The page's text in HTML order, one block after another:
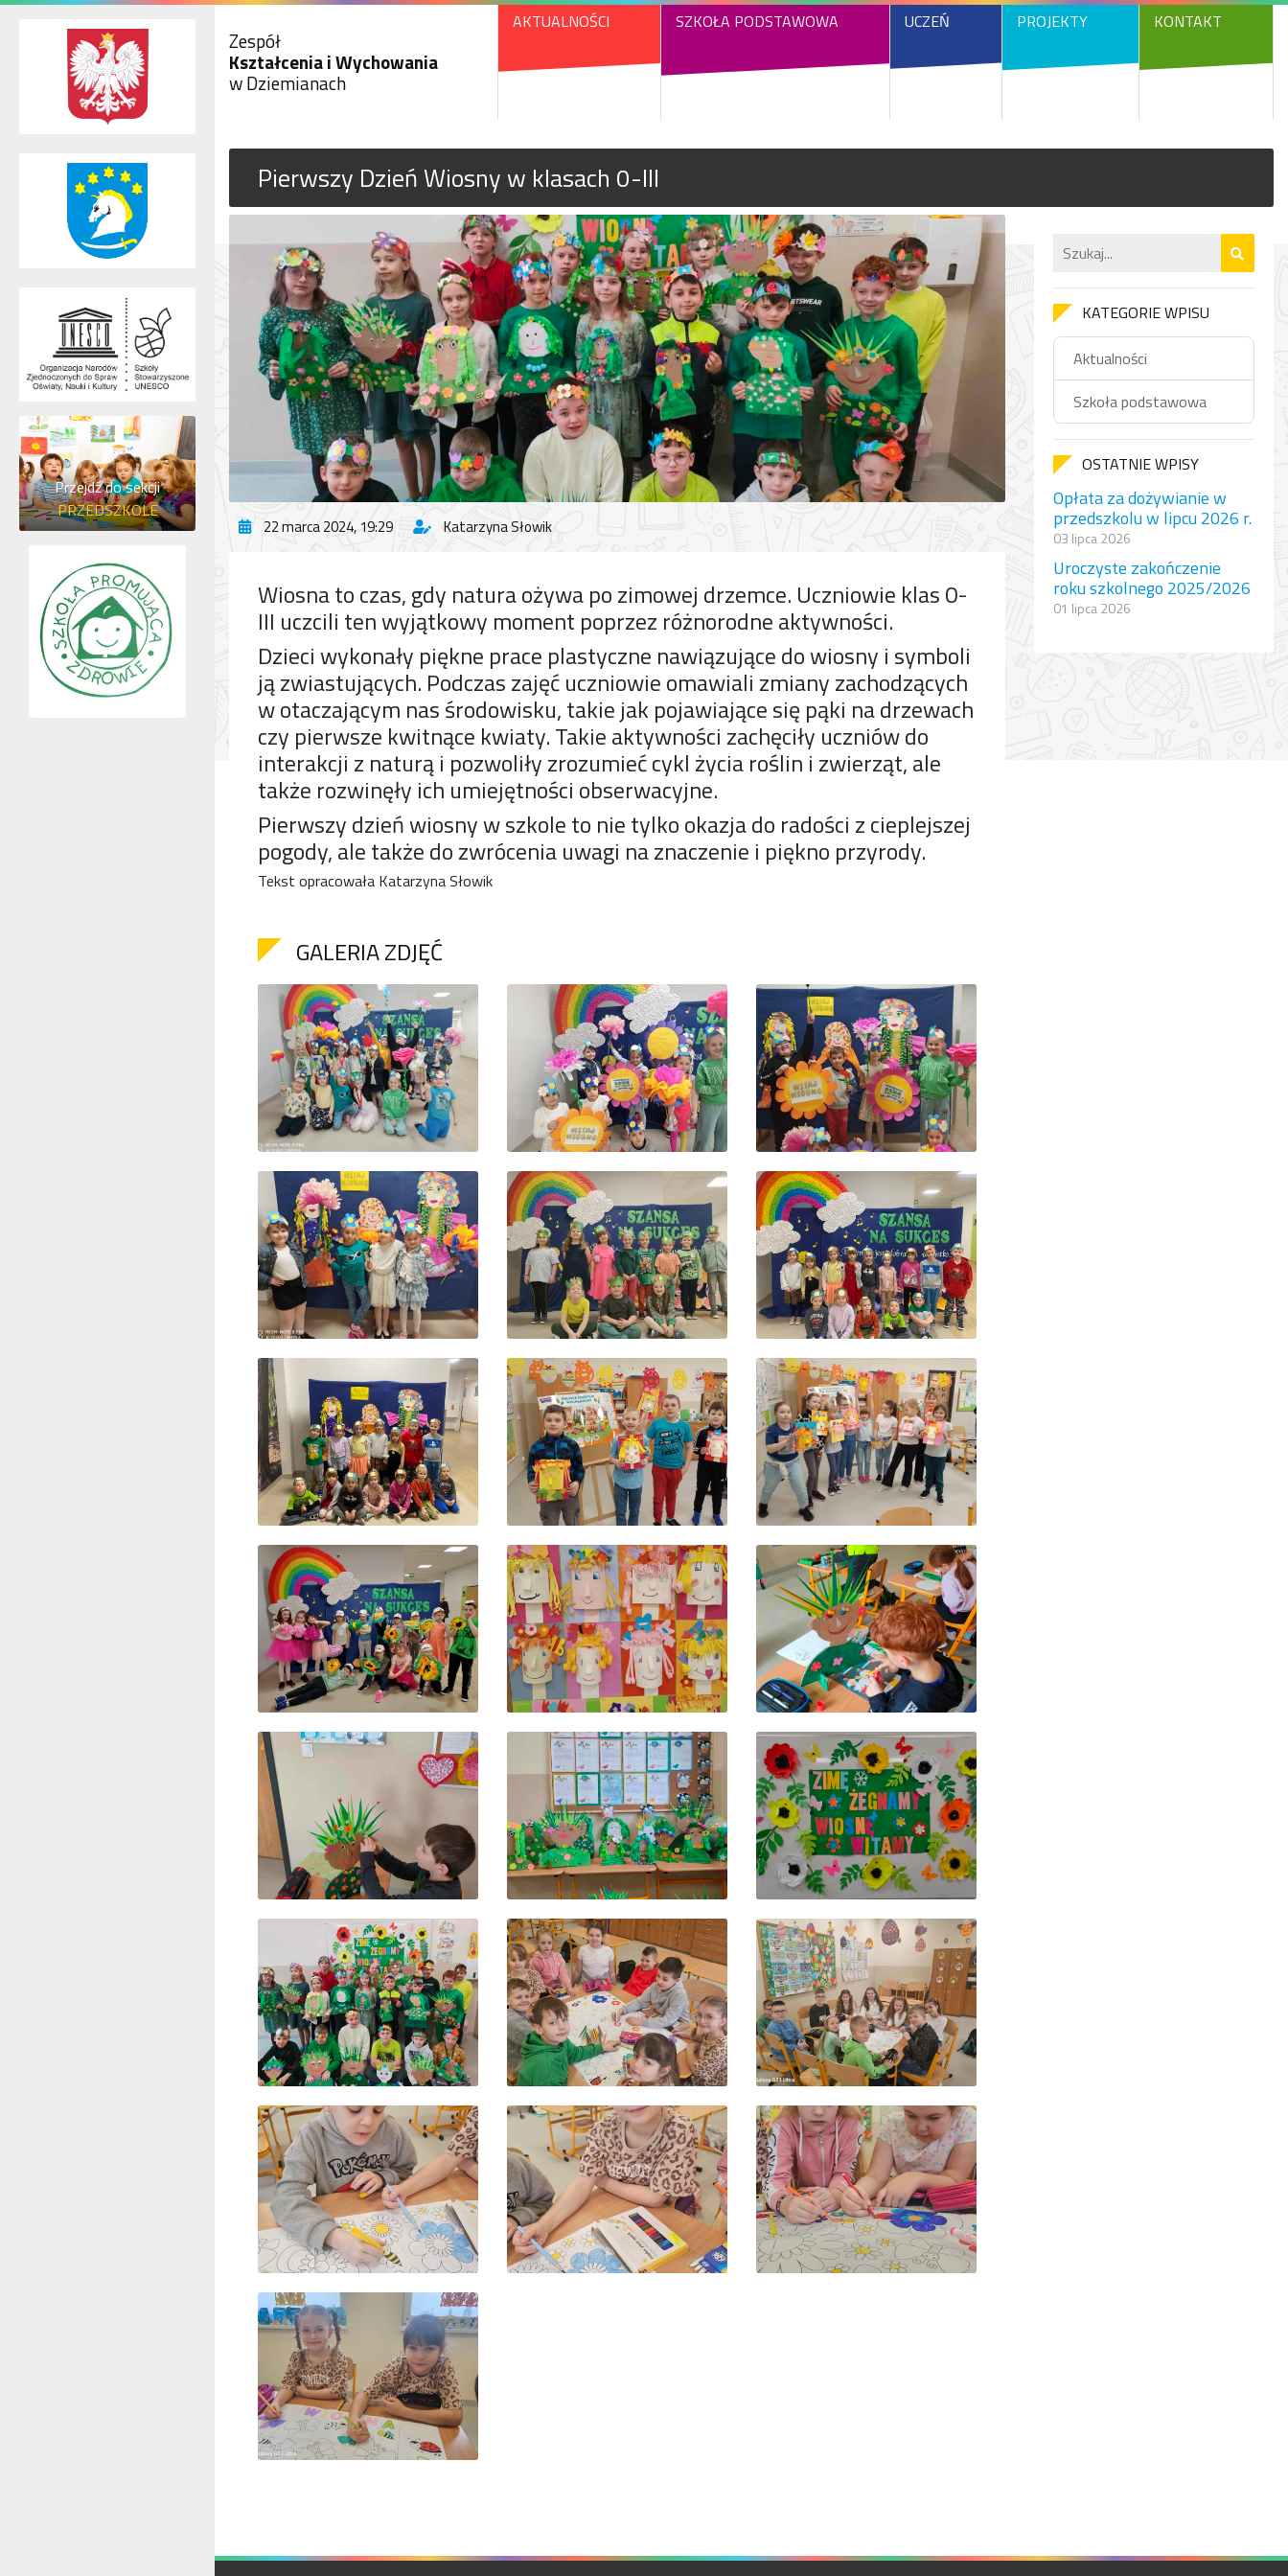
Zespół
Kształcenia i Wychowania
w Dziemianach
AKTUALNOŚCI SZKOŁA PODSTAWOWA UCZEŃ PROJEKTY KONTAKT
Pierwszy Dzień Wiosny w klasach 0-III
22 marca 2024, 19:29 Katarzyna Słowik
Wiosna to czas, gdy natura ożywa po zimowej drzemce. Uczniowie klas 0-
III uczcili ten wyjątkowy moment poprzez różnorodne aktywności.
Dzieci wykonały piękne prace plastyczne nawiązujące do wiosny i symboli
ją zwiastujących. Podczas zajęć uczniowie omawiali zmiany zachodzących
w otaczającym nas środowisku, takie jak pojawiające się pąki na drzewach
czy pierwsze kwitnące kwiaty. Takie aktywności zachęciły uczniów do
interakcji z naturą i pozwoliły zrozumieć cykl życia roślin i zwierząt, ale
także rozwinęły ich umiejętności obserwacyjne.
Pierwszy dzień wiosny w szkole to nie tylko okazja do radości z cieplejszej
pogody, ale także do zwrócenia uwagi na znaczenie i piękno przyrody.
Tekst opracowała Katarzyna Słowik
GALERIA ZDJĘĆ
KATEGORIE WPISU
Aktualności
Szkoła podstawowa
OSTATNIE WPISY
Opłata za dożywianie w
przedszkolu w lipcu 2026 r.
03 lipca 2026
Uroczyste zakończenie
roku szkolnego 2025/2026
01 lipca 2026
Przejdź do sekcji
PRZEDSZKOLE